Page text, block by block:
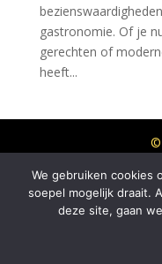
gastronomie. Of je
gerechten of
heeft...
©
We gebruiken cookies
soepel mogelijk draait.
deze site, gaan